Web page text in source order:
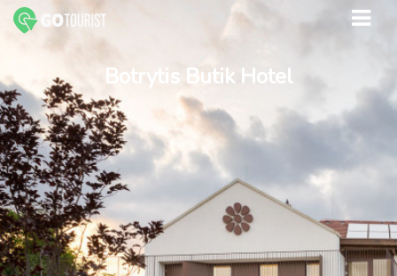
Botrytis Butik Hotel